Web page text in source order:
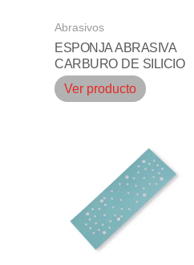
Abrasivos
ESPONJA ABRASIVA
CARBURO DE SILICIO
Ver producto